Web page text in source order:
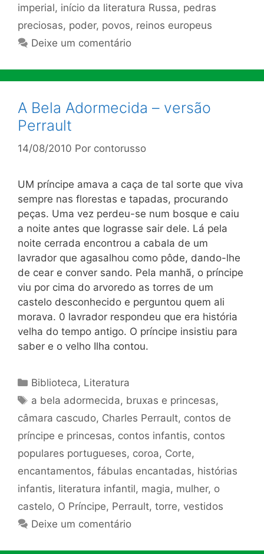
imperial, início da literatura Russa, pedras
preciosas, poder, povos, reinos europeus
Deixe um comentário
A Bela Adormecida – versão
Perrault
14/08/2010 Por contorusso
UM príncipe amava a caça de tal sorte que viva
sempre nas florestas e tapadas, procurando
peças. Uma vez perdeu-se num bosque e caiu
a noite antes que lograsse sair dele. Lá pela
noite cerrada encontrou a cabala de um
lavrador que agasalhou como pôde, dando-lhe
de cear e conver sando. Pela manhã, o príncipe
viu por cima do arvoredo as torres de um
castelo desconhecido e perguntou quem ali
morava. 0 lavrador respondeu que era história
velha do tempo antigo. O príncipe insistiu para
saber e o velho Ilha contou.
Categorias
Biblioteca, Literatura
Tags
a bela adormecida, bruxas e princesas,
câmara cascudo, Charles Perrault, contos de
príncipe e princesas, contos infantis, contos
populares portugueses, coroa, Corte,
encantamentos, fábulas encantadas, histórias
infantis, literatura infantil, magia, mulher, o
castelo, O Príncipe, Perrault, torre, vestidos
Deixe um comentário